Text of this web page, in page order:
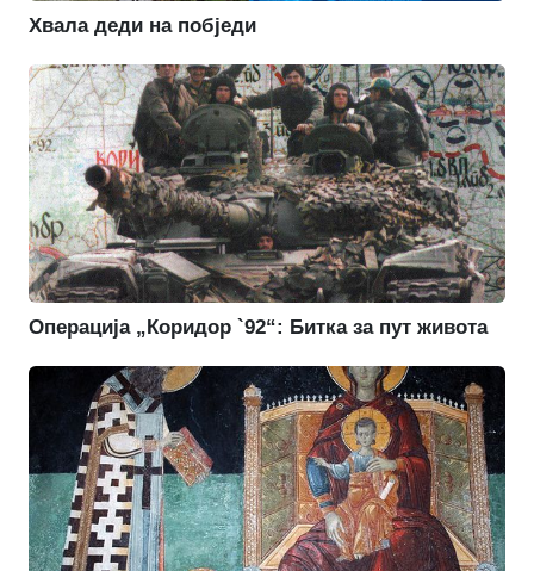
Хвала деди на побједи
Операција „Коридор `92“: Битка за пут живота